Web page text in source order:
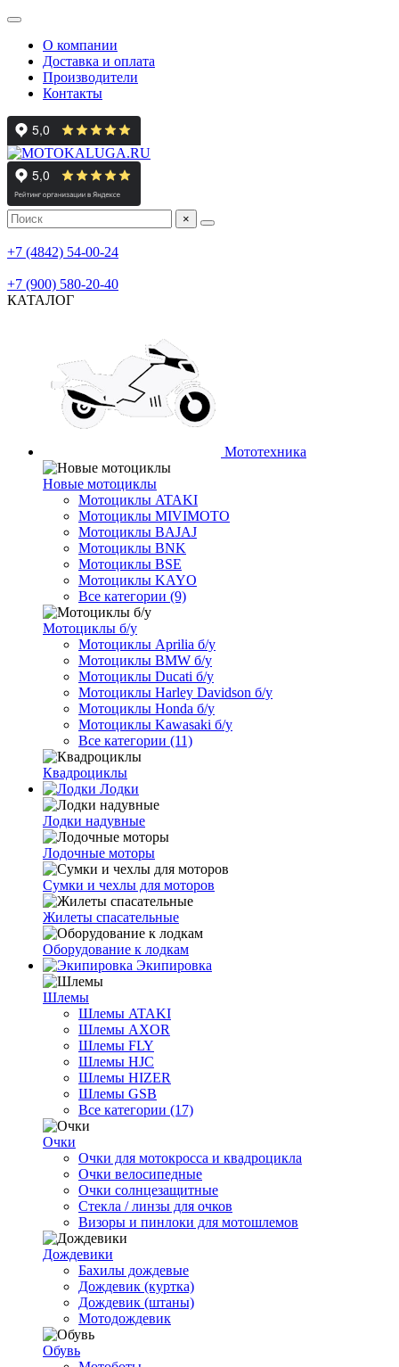
О компании
Доставка и оплата
Производители
Контакты
×
+7 (4842) 54-00-24
+7 (900) 580-20-40
КАТАЛОГ
Мототехника
Новые мотоциклы
Мотоциклы ATAKI
Мотоциклы MIVIMOTO
Мотоциклы BAJAJ
Мотоциклы BNK
Мотоциклы BSE
Мотоциклы KAYO
Все категории (9)
Мотоциклы б/у
Мотоциклы Aprilia б/у
Мотоциклы BMW б/у
Мотоциклы Ducati б/у
Мотоциклы Harley Davidson б/у
Мотоциклы Honda б/у
Мотоциклы Kawasaki б/у
Все категории (11)
Квадроциклы
Лодки
Лодки надувные
Лодочные моторы
Сумки и чехлы для моторов
Жилеты спасательные
Оборудование к лодкам
Экипировка
Шлемы
Шлемы ATAKI
Шлемы AXOR
Шлемы FLY
Шлемы HJC
Шлемы HIZER
Шлемы GSB
Все категории (17)
Очки
Очки для мотокросса и квадроцикла
Очки велосипедные
Очки солнцезащитные
Стекла / линзы для очков
Визоры и пинлоки для мотошлемов
Дождевики
Бахилы дождевые
Дождевик (куртка)
Дождевик (штаны)
Мотодождевик
Обувь